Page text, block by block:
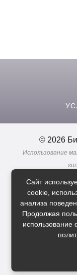
© 2026
Использование
Реклама.
Политика в
Сайт
cookie,
анализа
Продолжая
использование